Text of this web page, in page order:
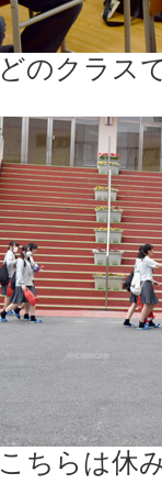
どのクラス
こちらは休